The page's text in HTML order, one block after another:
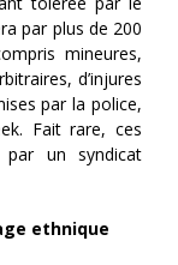
par plus de 200
mineures,
d’injures
par la police,
Fait rare, ces
par un syndicat
ethnique